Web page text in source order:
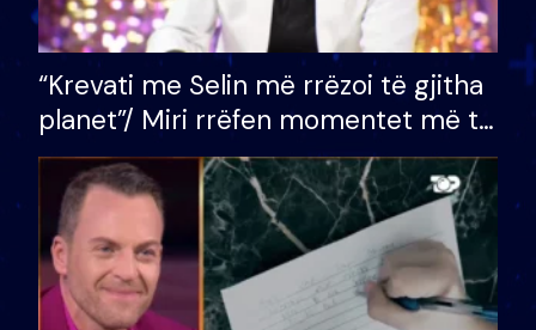
“Krevati me Selin më rrëzoi të gjitha
planet”/ Miri rrëfen momentet më të
bukura në shtëpinë e BB VIP: Do më
mungojë zilja e mëngjesit kur…